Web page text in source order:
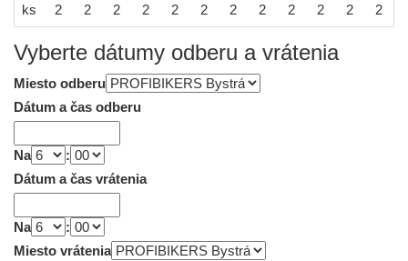
ks 2 2 2 2 2 2 2 2 2 2 2 2
Vyberte dátumy odberu a vrátenia
Miesto odberu
Dátum a čas odberu
Na
:
Dátum a čas vrátenia
Na
:
Miesto vrátenia